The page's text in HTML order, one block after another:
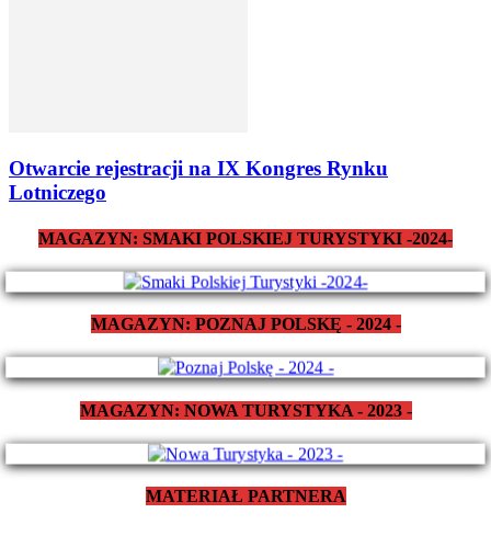
Otwarcie rejestracji na IX Kongres Rynku
Lotniczego
MAGAZYN: SMAKI POLSKIEJ TURYSTYKI -2024-
MAGAZYN: POZNAJ POLSKĘ - 2024 -
MAGAZYN: NOWA TURYSTYKA - 2023 -
MATERIAŁ PARTNERA